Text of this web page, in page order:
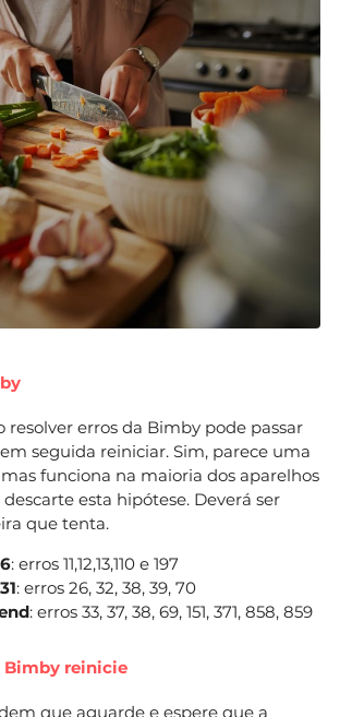
resolver erros da Bimby pode passar
seguida reiniciar. Sim, parece uma
funciona na maioria dos aparelhos
esta hipótese. Deverá ser
que tenta.
: erros 11,12,13,110 e 197
: erros 26, 32, 38, 39, 70
: erros 33, 37, 38, 69, 151, 371, 858, 859
Bimby reinicie
que aguarde e espere que a